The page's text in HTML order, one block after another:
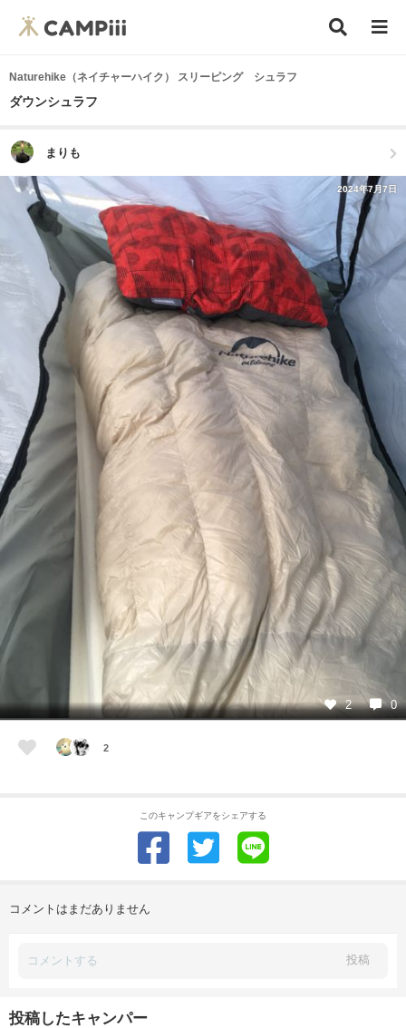
Naturehike（ネイチャーハイク） スリーピング シュラフ
ダウンシュラフ
まりも
2024年7月7日
2 0
2
このキャンプギアをシェアする
コメントはまだありません
投稿
投稿したキャンパー